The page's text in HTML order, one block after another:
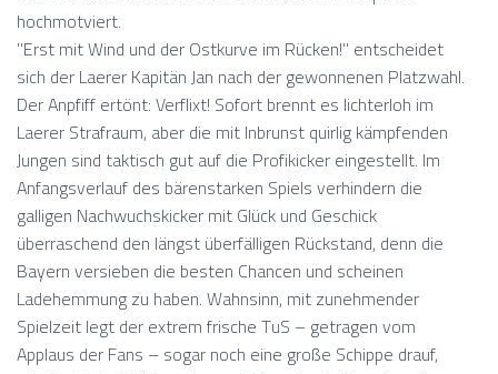
hochmotviert.
"Erst mit Wind und der Ostkurve im Rücken!" entscheidet
sich der Laerer Kapitän Jan nach der gewonnenen Platzwahl.
Der Anpfiff ertönt: Verflixt! Sofort brennt es lichterloh im
Laerer Strafraum, aber die mit Inbrunst quirlig kämpfenden
Jungen sind taktisch gut auf die Profikicker eingestellt. Im
Anfangsverlauf des bärenstarken Spiels verhindern die
galligen Nachwuchskicker mit Glück und Geschick
überraschend den längst überfälligen Rückstand, denn die
Bayern versieben die besten Chancen und scheinen
Ladehemmung zu haben. Wahnsinn, mit zunehmender
Spielzeit legt der extrem frische TuS – getragen vom
Applaus der Fans – sogar noch eine große Schippe drauf,